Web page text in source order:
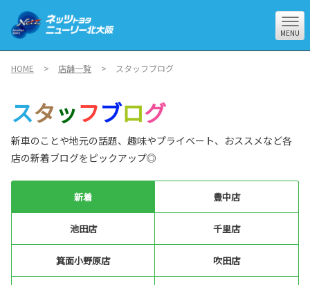
MENU
HOME 店舗一覧 スタッフブログ
スタッフブログ
新車のことや地元の話題、趣味やプライベート、おススメなど各
店の新着ブログをピックアップ◎
新着 豊中店
池田店 千里店
箕面小野原店 吹田店